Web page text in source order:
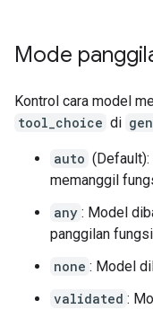
Mode
Kontrol cara model
tool_choice di
auto (Default):
memanggil
any : Model
panggilan
none : Model
validated :